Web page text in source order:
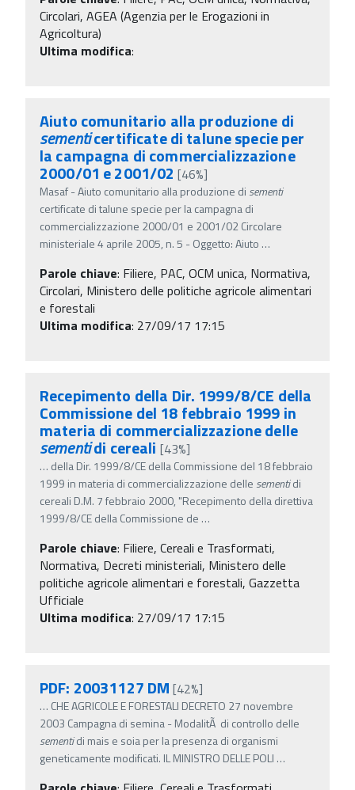
Circolari, AGEA (Agenzia per le Erogazioni in
Agricoltura)
Ultima modifica:
Aiuto comunitario alla produzione di
sementicertificate di talune specie per
la campagna di commercializzazione
2000/01 e 2001/02 [46%]
Masaf - Aiuto comunitario alla produzione di sementi
certificate di talune specie per la campagna di
commercializzazione 2000/01 e 2001/02 Circolare
ministeriale 4 aprile 2005, n. 5 - Oggetto: Aiuto …
Parole chiave: Filiere, PAC, OCM unica, Normativa,
Circolari, Ministero delle politiche agricole alimentari
e forestali
Ultima modifica: 27/09/17 17:15
Recepimento della Dir. 1999/8/CE della
Commissione del 18 febbraio 1999 in
materia di commercializzazione delle
sementidi cereali [43%]
… della Dir. 1999/8/CE della Commissione del 18 febbraio
1999 in materia di commercializzazione delle sementidi
cereali D.M. 7 febbraio 2000, "Recepimento della direttiva
1999/8/CE della Commissione de …
Parole chiave: Filiere, Cereali e Trasformati,
Normativa, Decreti ministeriali, Ministero delle
politiche agricole alimentari e forestali, Gazzetta
Ufficiale
Ultima modifica: 27/09/17 17:15
PDF: 20031127 DM [42%]
… CHE AGRICOLE E FORESTALI DECRETO 27 novembre
2003 Campagna di semina - ModalitÃ di controllo delle
sementidi mais e soia per la presenza di organismi
geneticamente modificati. IL MINISTRO DELLE POLI …